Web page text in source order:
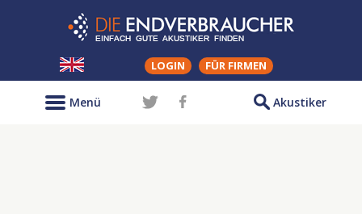
LOGIN FÜR FIRMEN
Akustiker
Menü